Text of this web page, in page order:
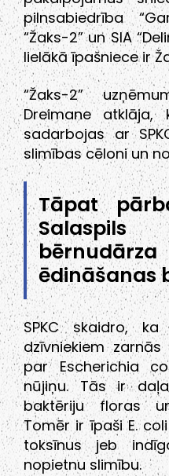
pilnsabiedrība
“Žaks-2” un SIA
lielākā īpašniece ir
“Žaks-2”
Dreimane atklāja,
sadarbojas ar
slimības cēloni un
Tāpat
Salaspils
ēdināšanas
SPKC skaidro,
dzīvniekiem
par Escherichia
nūjiņu. Tās ir
baktēriju floras
Tomēr ir īpaši E.
toksīnus jeb
nopietnu slimību.